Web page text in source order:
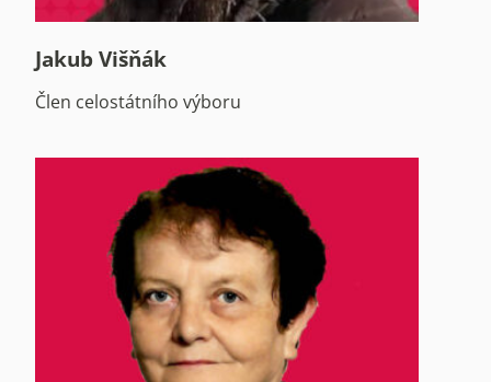
Jakub Višňák
Člen celostátního výboru